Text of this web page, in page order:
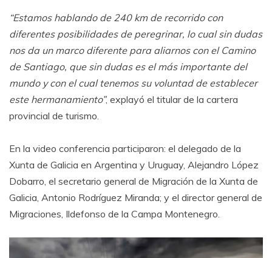
“Estamos hablando de 240 km de recorrido con
diferentes posibilidades de peregrinar, lo cual sin dudas
nos da un marco diferente para aliarnos con el Camino
de Santiago, que sin dudas es el más importante del
mundo y con el cual tenemos su voluntad de establecer
este hermanamiento”, explayó el titular de la cartera
provincial de turismo.
En la video conferencia participaron: el delegado de la
Xunta de Galicia en Argentina y Uruguay, Alejandro López
Dobarro, el secretario general de Migración de la Xunta de
Galicia, Antonio Rodríguez Miranda; y el director general de
Migraciones, Ildefonso de la Campa Montenegro.